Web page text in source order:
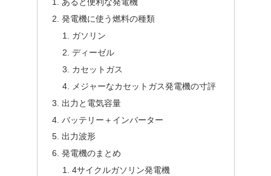
あると便利な発電機
発電機に使う燃料の種類
ガソリン
ディーゼル
カセットガス
メジャーなカセットガス発電機の寸評
出力と電気容量
バッテリー＋インバーター
出力波形
発電機のまとめ
4サイクルガソリン発電機